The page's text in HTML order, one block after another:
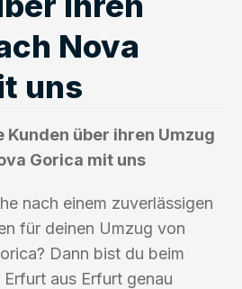
Nova
uns
Kunden über ihren Umzug
Gorica mit uns
nach einem zuverlässigen
für deinen Umzug von
Dann bist du beim
aus Erfurt genau